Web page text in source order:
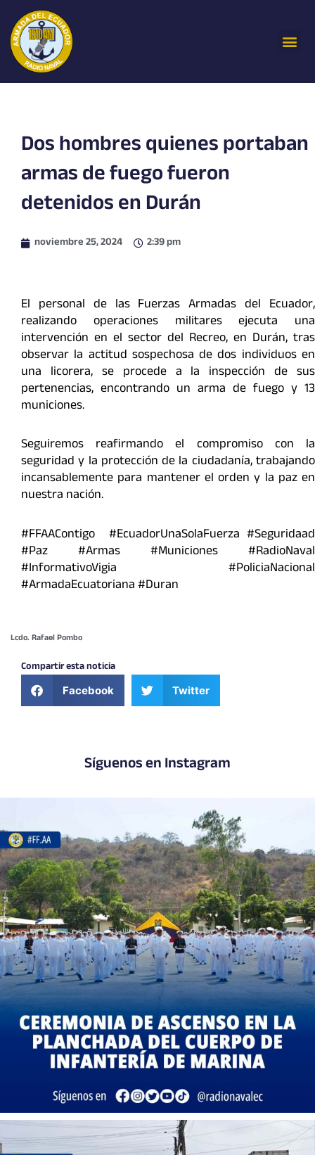
contenido
Dos hombres quienes portaban
armas de fuego fueron
detenidos en Durán
noviembre 25, 2024 2:39 pm
El personal de las Fuerzas Armadas del Ecuador,
realizando operaciones militares ejecuta una
intervención en el sector del Recreo, en Durán, tras
observar la actitud sospechosa de dos individuos en
una licorera, se procede a la inspección de sus
pertenencias, encontrando un arma de fuego y 13
municiones.
Seguiremos reafirmando el compromiso con la
seguridad y la protección de la ciudadanía, trabajando
incansablemente para mantener el orden y la paz en
nuestra nación.
#FFAAContigo #EcuadorUnaSolaFuerza #Seguridaad
#Paz #Armas #Municiones #RadioNaval
#InformativoVigia #PoliciaNacional
#ArmadaEcuatoriana #Duran
Lcdo. Rafael Pombo
Compartir esta noticia
Facebook Twitter
Síguenos en Instagram